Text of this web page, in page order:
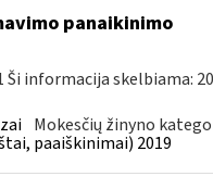
panaikinimo
Ši informacija skelbiama:
Mokesčių žinyno
paaiškinimai) 2019